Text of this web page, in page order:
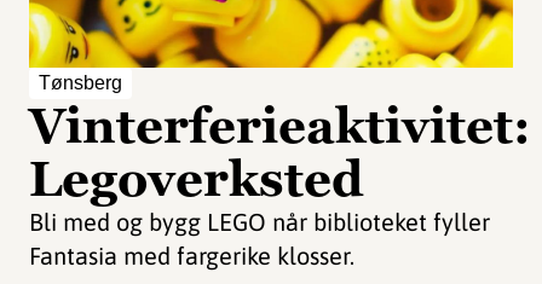
Tønsberg
Vinterferieaktivitet:
Legoverksted
Bli med og bygg LEGO når biblioteket fyller
Fantasia med fargerike klosser.